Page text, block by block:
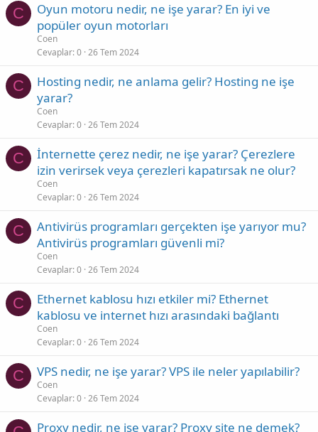
C
Oyun motoru nedir, ne işe yarar? En iyi ve
popüler oyun motorları
Coen
Cevaplar 0 26 Tem 2024
C
Hosting nedir, ne anlama gelir? Hosting ne işe
yarar?
Coen
Cevaplar 0 26 Tem 2024
C
İnternette çerez nedir, ne işe yarar? Çerezlere
izin verirsek veya çerezleri kapatırsak ne olur?
Coen
Cevaplar 0 26 Tem 2024
C
Antivirüs programları gerçekten işe yarıyor mu?
Antivirüs programları güvenli mi?
Coen
Cevaplar 0 26 Tem 2024
C
Ethernet kablosu hızı etkiler mi? Ethernet
kablosu ve internet hızı arasındaki bağlantı
Coen
Cevaplar 0 26 Tem 2024
C VPS nedir, ne işe yarar? VPS ile neler yapılabilir?
Coen
Cevaplar 0 26 Tem 2024
Proxy nedir, ne işe yarar? Proxy site ne demek?